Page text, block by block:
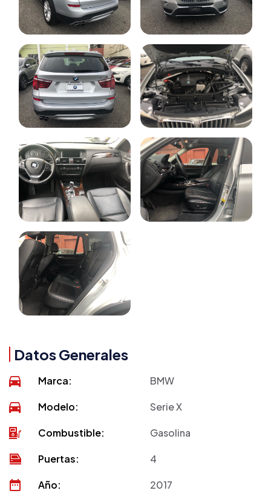
Datos Generales
Marca: BMW
Modelo: Serie X
Combustible: Gasolina
Puertas: 4
Año: 2017